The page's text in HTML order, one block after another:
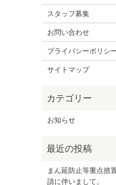
スタッフ募集
お問い合わせ
プライバシーポリシ
サイトマップ
お知らせ
まん延防止等重点措
請に伴いまして。